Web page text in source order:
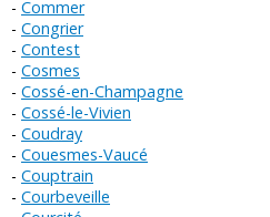
Commer
Congrier
Contest
Cosmes
Cossé-en-Champagne
Cossé-le-Vivien
Coudray
Couesmes-Vaucé
Couptrain
Courbeveille